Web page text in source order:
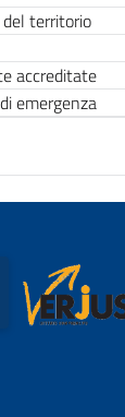
territorio
accreditate
emergenza